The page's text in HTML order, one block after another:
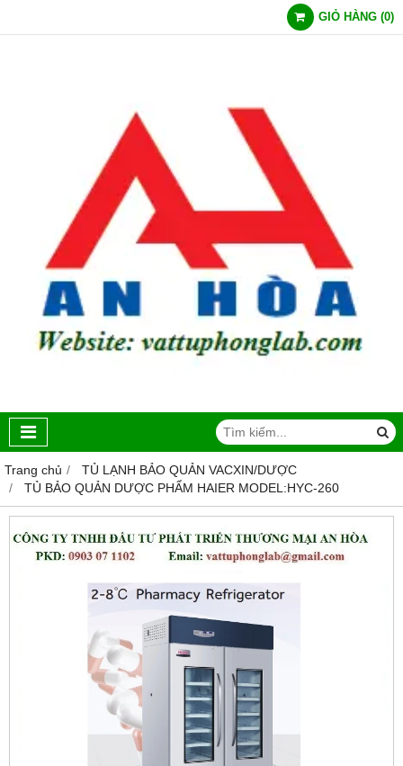
GIỎ HÀNG (0)
Trang chủ
TỦ LẠNH BẢO QUẢN VACXIN/DƯỢC
TỦ BẢO QUẢN DƯỢC PHẨM HAIER MODEL:HYC-260